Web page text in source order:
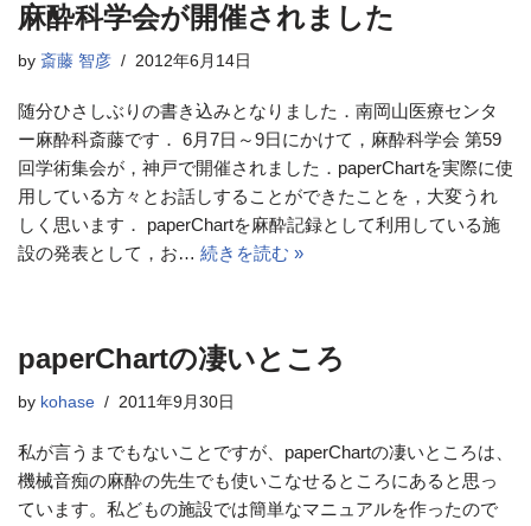
麻酔科学会が開催されました
by 斎藤 智彦 2012年6月14日
随分ひさしぶりの書き込みとなりました．南岡山医療センタ
ー麻酔科斎藤です． 6月7日～9日にかけて，麻酔科学会 第59
回学術集会が，神戸で開催されました．paperChartを実際に使
用している方々とお話しすることができたことを，大変うれ
しく思います． paperChartを麻酔記録として利用している施
設の発表として，お… 続きを読む »
paperChartの凄いところ
by kohase 2011年9月30日
私が言うまでもないことですが、paperChartの凄いところは、
機械音痴の麻酔の先生でも使いこなせるところにあると思っ
ています。私どもの施設では簡単なマニュアルを作ったので